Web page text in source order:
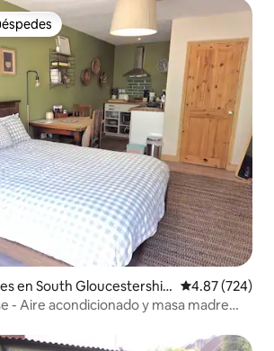
en South Gloucestershir
Calificación
4.87 (724)
- Aire acondicionado y masa madre